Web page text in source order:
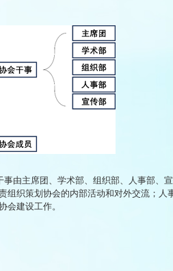
由主席团、学术部、组织部、人事部、
织策划协会的内部活动和对外交流；
会建设工作。